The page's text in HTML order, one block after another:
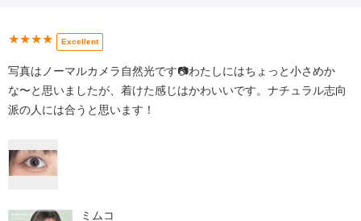
★★★★ Excellent
写真はノーマルカメラ自然光です📷わたしにはちょっと小さめか
な〜と思いましたが、着けた感じはかわいいです。ナチュラル志向
派の人には合うと思います！
ミムコ